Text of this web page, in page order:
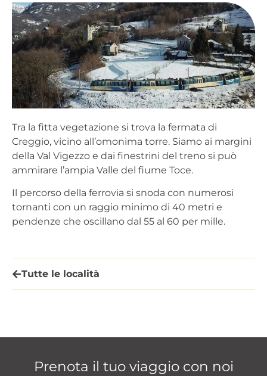
Tra la fitta vegetazione si trova la fermata di
Creggio, vicino all’omonima torre. Siamo ai margini
della Val Vigezzo e dai finestrini del treno si può
ammirare l’ampia Valle del fiume Toce.
Il percorso della ferrovia si snoda con numerosi
tornanti con un raggio minimo di 40 metri e
pendenze che oscillano dal 55 al 60 per mille.
Tutte le località
Prenota il tuo viaggio con noi